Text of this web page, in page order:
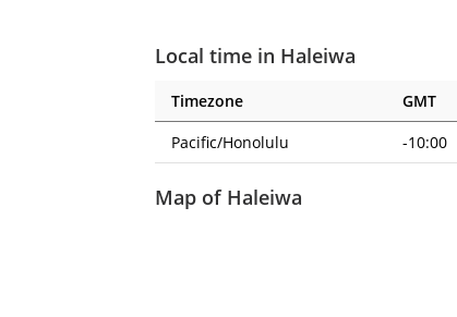
Local time in Haleiwa
Timezone GMT
Pacific/Honolulu
-10:00
Map of Haleiwa